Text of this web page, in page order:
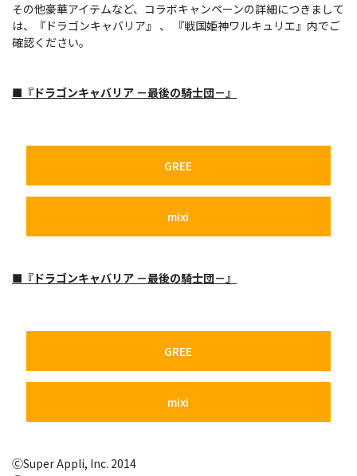
その他豪華アイテムなど、コラボキャンペーンの詳細につきまして
は、『ドラゴンキャバリア』 、 『戦国姫神ワルキュリエ』内でご
確認ください。
■ 『ドラゴンキャバリア －最後の騎士団－』
GREE
mixi
■ 『ドラゴンキャバリア －最後の騎士団－』
GREE
mixi
ⒸSuper Appli, Inc. 2014